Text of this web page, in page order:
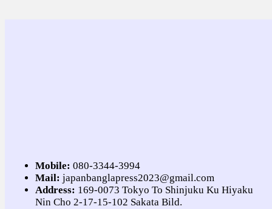
Mobile: 080-3344-3994
Mail: japanbanglapress2023@gmail.com
Address: 169-0073 Tokyo To Shinjuku Ku Hiyaku
Nin Cho 2-17-15-102 Sakata Bild.